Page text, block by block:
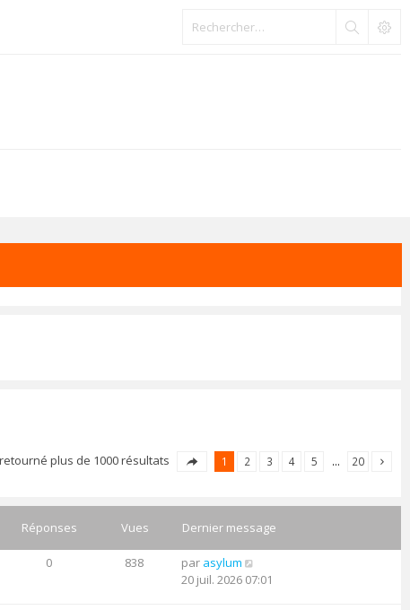
plus de 1000 résultats 1 2 3 4 5 … 20
Réponses Vues Dernier message
0 838 par asylum
20 juil. 2026 07:01